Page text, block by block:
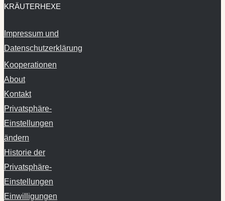
KRÄUTERHEXE
Impressum und
Datenschutzerklärung
Kooperationen
About
Kontakt
Privatsphäre-
Einstellungen
ändern
Historie der
Privatsphäre-
Einstellungen
Einwilligungen